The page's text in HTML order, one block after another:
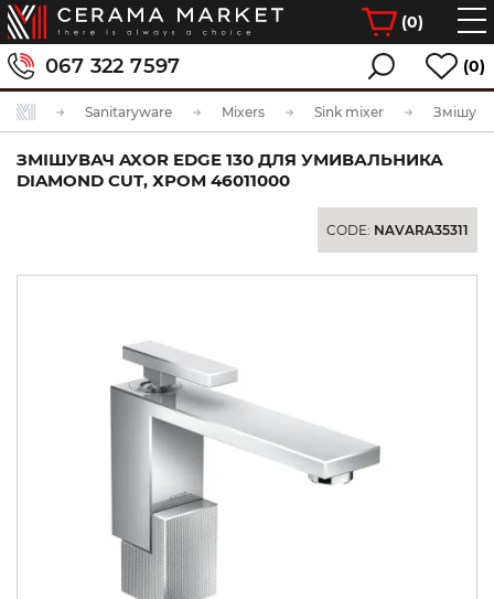
(0)
067 322 7597 (0)
Sanitaryware Mixers Sink mixer
ЗМІШУВАЧ AXOR EDGE 130 ДЛЯ УМИВАЛЬНИКА
DIAMOND CUT, ХРОМ 46011000
CODE: NAVARA35311